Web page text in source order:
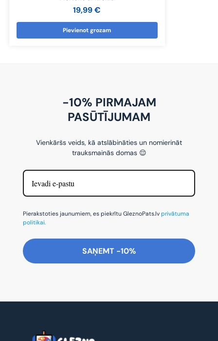
19,99€
Pievienot grozam
-10% PIRMAJAM
PASŪTĪJUMAM
Vienkāršs veids, kā atslābināties un nomierināt
trauksmainās domas 😌
Pierakstoties jaunumiem, es piekrītu GleznoPats.lvprivātuma
politikai.
SAŅEMT -10%